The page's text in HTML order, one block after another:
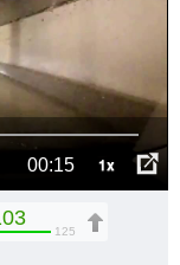
00:15 1x
125